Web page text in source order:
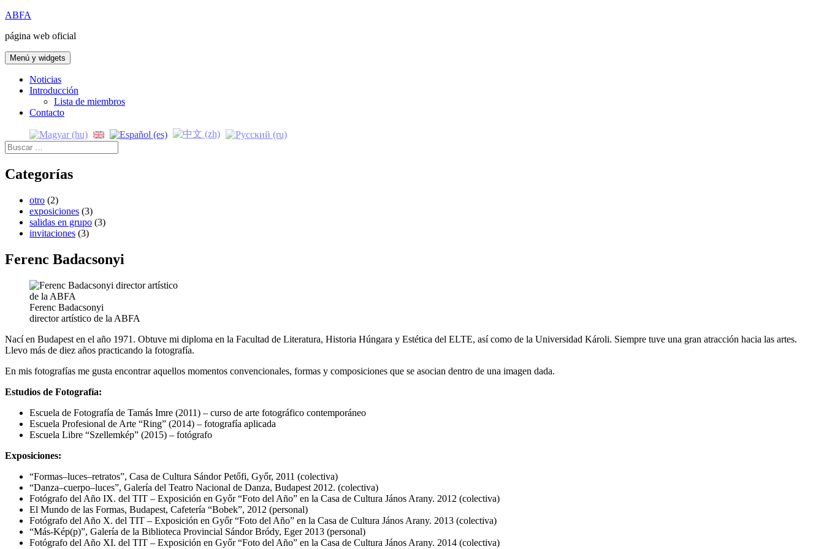
Saltar
contenido
ABFA
página web oficial
Menú y widgets
Noticias
Introducción
Lista de miembros
Contacto
Buscar:
Categorías
otro (2)
exposiciones (3)
salidas en grupo (3)
invitaciones (3)
Ferenc Badacsonyi
Ferenc Badacsonyi
director artístico de la ABFA
Nací en Budapest en el año 1971. Obtuve mi diploma en la Facultad de Literatura, Historia Húngara y Estética del ELTE, así como de la Universidad Károli. Siempre tuve una gran atracción hacia las artes.
Llevo más de diez años practicando la fotografía.
En mis fotografías me gusta encontrar aquellos momentos convencionales, formas y composiciones que se asocian dentro de una imagen dada.
Estudios de Fotografía:
Escuela de Fotografía de Tamás Imre (2011) – curso de arte fotográfico contemporáneo
Escuela Profesional de Arte “Ring” (2014) – fotografía aplicada
Escuela Libre “Szellemkép” (2015) – fotógrafo
Exposiciones:
“Formas–luces–retratos”, Casa de Cultura Sándor Petőfi, Győr, 2011 (colectiva)
“Danza–cuerpo–luces”, Galería del Teatro Nacional de Danza, Budapest 2012. (colectiva)
Fotógrafo del Año IX. del TIT – Exposición en Győr “Foto del Año” en la Casa de Cultura János Arany. 2012 (colectiva)
El Mundo de las Formas, Budapest, Cafetería “Bobek”, 2012 (personal)
Fotógrafo del Año X. del TIT – Exposición en Győr “Foto del Año” en la Casa de Cultura János Arany. 2013 (colectiva)
“Más-Kép(p)”, Galería de la Biblioteca Provincial Sándor Bródy, Eger 2013 (personal)
Fotógrafo del Año XI. del TIT – Exposición en Győr “Foto del Año” en la Casa de Cultura János Arany. 2014 (colectiva)